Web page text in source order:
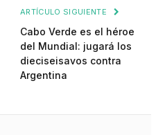
ARTÍCULO SIGUIENTE
Cabo Verde es el héroe
del Mundial: jugará los
dieciseisavos contra
Argentina